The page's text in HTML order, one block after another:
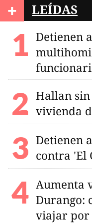
+ LEÍDAS
Detienen
Hallan
vivienda
Detienen
contra 'El
Aumenta
Durango:
viajar por